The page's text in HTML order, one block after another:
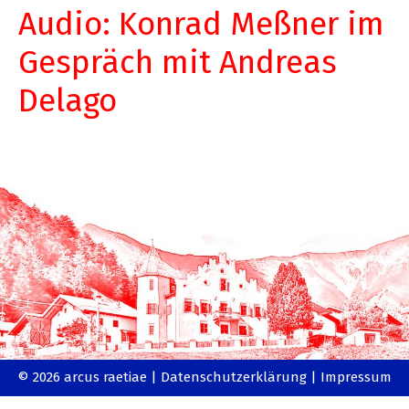
Audio: Konrad Meßner im
Gespräch mit Andreas
Delago
© 2026 arcus raetiae | Datenschutzerklärung | Impressum